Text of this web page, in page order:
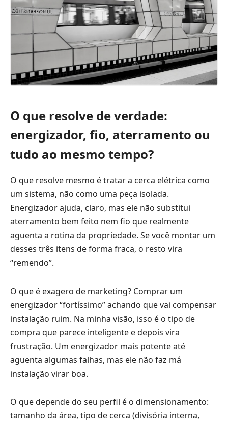
O que resolve de verdade:
energizador, fio, aterramento ou
tudo ao mesmo tempo?
O que resolve mesmo é tratar a cerca elétrica como
um sistema, não como uma peça isolada.
Energizador ajuda, claro, mas ele não substitui
aterramento bem feito nem fio que realmente
aguenta a rotina da propriedade. Se você montar um
desses três itens de forma fraca, o resto vira
“remendo”.
O que é exagero de marketing? Comprar um
energizador “fortíssimo” achando que vai compensar
instalação ruim. Na minha visão, isso é o tipo de
compra que parece inteligente e depois vira
frustração. Um energizador mais potente até
aguenta algumas falhas, mas ele não faz má
instalação virar boa.
O que depende do seu perfil é o dimensionamento:
tamanho da área, tipo de cerca (divisória interna,